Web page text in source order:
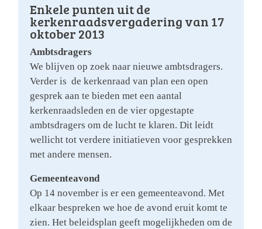
Enkele punten uit de
kerkenraadsvergadering van 17
oktober 2013
Ambtsdragers
We blijven op zoek naar nieuwe ambtsdragers.
Verder is de kerkenraad van plan een open
gesprek aan te bieden met een aantal
kerkenraadsleden en de vier opgestapte
ambtsdragers om de lucht te klaren. Dit leidt
wellicht tot verdere initiatieven voor gesprekken
met andere mensen.
Gemeenteavond
Op 14 november is er een gemeenteavond. Met
elkaar bespreken we hoe de avond eruit komt te
zien. Het beleidsplan geeft mogelijkheden om de